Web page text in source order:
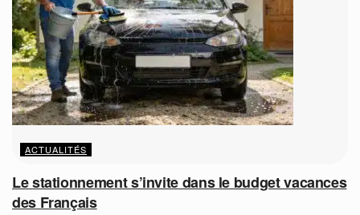
ACTUALITÉS
Le stationnement s’invite dans le budget vacances
des Français